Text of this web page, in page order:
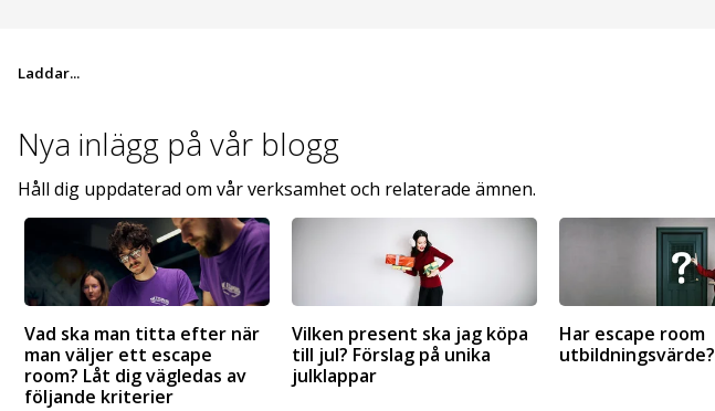
Laddar...
Nya inlägg på vår blogg
Håll dig uppdaterad om vår verksamhet och relaterade ämnen.
Vad ska man titta efter när
man väljer ett escape
room? Låt dig vägledas av
följande kriterier
Vilken present ska jag köpa
till jul? Förslag på unika
julklappar
Har escape room
utbildningsvärde?